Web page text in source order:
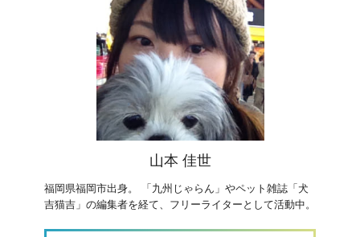
山本 佳世
福岡県福岡市出身。 「九州じゃらん」やペット雑誌「犬
吉猫吉」の編集者を経て、フリーライターとして活動中。